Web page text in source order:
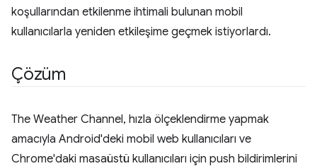
koşullarından etkilenme ihtimali bulunan mobil
kullanıcılarla yeniden etkileşime geçmek istiyorlardı.
Çözüm
The Weather Channel, hızla ölçeklendirme yapmak
amacıyla Android'deki mobil web kullanıcıları ve
Chrome'daki masaüstü kullanıcıları için push bildirimlerini